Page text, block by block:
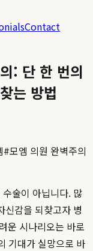
Contact
: 단 한 번의
는 방법
#모엠 의원 완벽주의
술이 아닙니다. 많
신감을 되찾고자 병
운 시나리오는 바로
기대가 실망으로 바